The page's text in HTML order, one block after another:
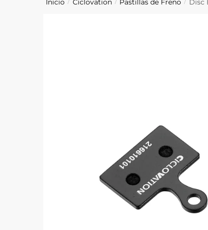
Inicio / Ciclovation / Pastillas de Freno / Disc